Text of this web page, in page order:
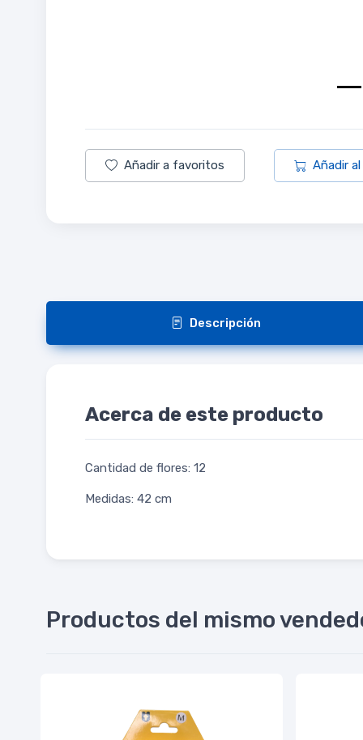
Añadir a favoritos Añadir
Descripción
Acerca de este producto
Cantidad de flores: 12
Medidas: 42 cm
Productos del mismo